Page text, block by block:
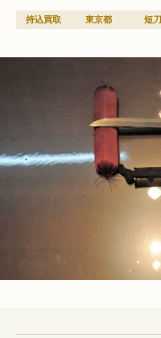
持込買取 東京都 短刀